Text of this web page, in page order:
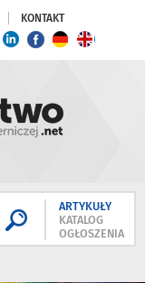
KONTAKT
ARTYKUŁY
KATALOG
OGŁOSZENIA